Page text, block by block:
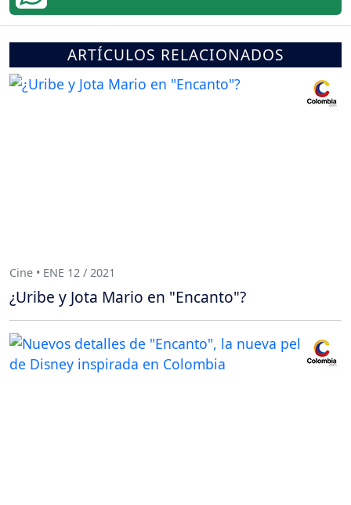
ARTÍCULOS RELACIONADOS
Cine • ENE 12 / 2021
¿Uribe y Jota Mario en "Encanto"?